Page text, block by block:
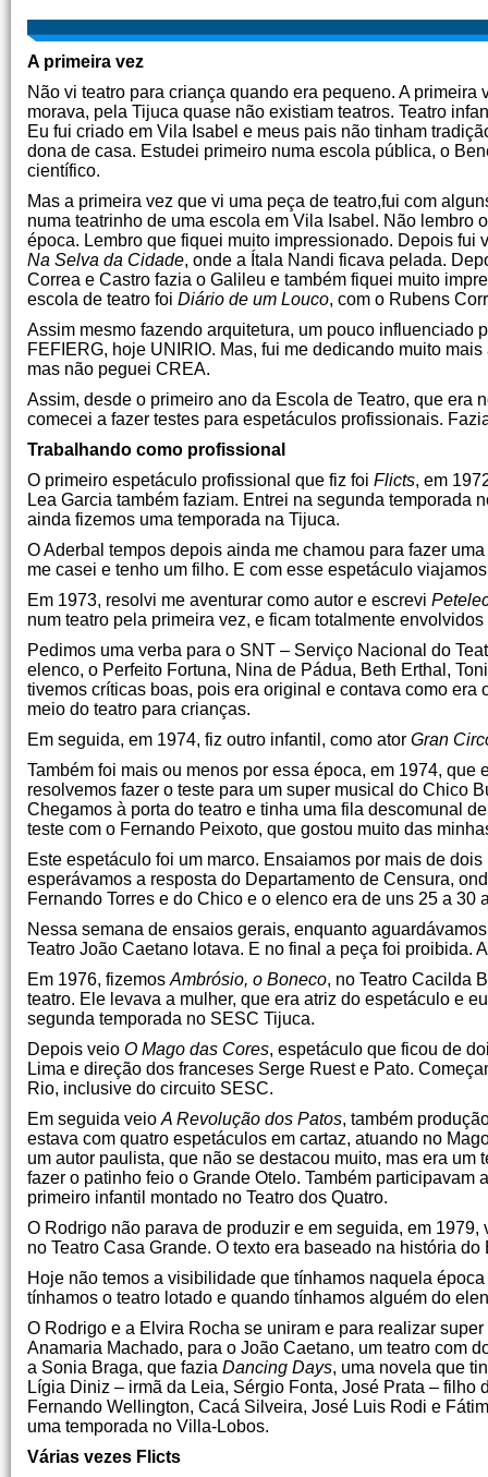
A primeira vez
Não vi teatro para criança quando era pequeno. A
morava, pela Tijuca quase não existiam teatros. Teatro
Eu fui criado em Vila Isabel e meus pais não tinham
dona de casa. Estudei primeiro numa escola pública, o
científico.
Mas a primeira vez que vi uma peça de teatro,fui com
numa teatrinho de uma escola em Vila Isabel. Não lembro
época. Lembro que fiquei muito impressionado. Depois fui
Na Selva da Cidade, onde a Ítala Nandi ficava pelada.
Correa e Castro fazia o Galileu e também fiquei muito
escola de teatro foi Diário de um Louco, com o Rubens
Assim mesmo fazendo arquitetura, um pouco influenciado
FEFIERG, hoje UNIRIO. Mas, fui me dedicando muito
mas não peguei CREA.
Assim, desde o primeiro ano da Escola de Teatro, que
comecei a fazer testes para espetáculos profissionais.
Trabalhando como profissional
O primeiro espetáculo profissional que fiz foi Flicts, em
Lea Garcia também faziam. Entrei na segunda temporada
ainda fizemos uma temporada na Tijuca.
O Aderbal tempos depois ainda me chamou para fazer
me casei e tenho um filho. E com esse espetáculo
Em 1973, resolvi me aventurar como autor e escrevi
num teatro pela primeira vez, e ficam totalmente
Pedimos uma verba para o SNT – Serviço Nacional do
elenco, o Perfeito Fortuna, Nina de Pádua, Beth Erthal,
tivemos críticas boas, pois era original e contava como
meio do teatro para crianças.
Em seguida, em 1974, fiz outro infantil, como ator Gran
Também foi mais ou menos por essa época, em 1974,
resolvemos fazer o teste para um super musical do Chico
Chegamos à porta do teatro e tinha uma fila descomunal
teste com o Fernando Peixoto, que gostou muito das
Este espetáculo foi um marco. Ensaiamos por mais de
esperávamos a resposta do Departamento de Censura,
Fernando Torres e do Chico e o elenco era de uns 25 a 30
Nessa semana de ensaios gerais, enquanto
Teatro João Caetano lotava. E no final a peça foi proibida.
Em 1976, fizemos Ambrósio, o Boneco, no Teatro Cacilda
teatro. Ele levava a mulher, que era atriz do espetáculo e
segunda temporada no SESC Tijuca.
Depois veio O Mago das Cores, espetáculo que ficou de
Lima e direção dos franceses Serge Ruest e Pato.
Rio, inclusive do circuito SESC.
Em seguida veio A Revolução dos Patos, também
estava com quatro espetáculos em cartaz, atuando no
um autor paulista, que não se destacou muito, mas era
fazer o patinho feio o Grande Otelo. Também
primeiro infantil montado no Teatro dos Quatro.
O Rodrigo não parava de produzir e em seguida, em 1979,
no Teatro Casa Grande. O texto era baseado na história do
Hoje não temos a visibilidade que tínhamos naquela
tínhamos o teatro lotado e quando tínhamos alguém do
O Rodrigo e a Elvira Rocha se uniram e para realizar
Anamaria Machado, para o João Caetano, um teatro com
a Sonia Braga, que fazia Dancing Days, uma novela que
Lígia Diniz – irmã da Leia, Sérgio Fonta, José Prata – filho
Fernando Wellington, Cacá Silveira, José Luis Rodi e
uma temporada no Villa-Lobos.
Várias vezes Flicts